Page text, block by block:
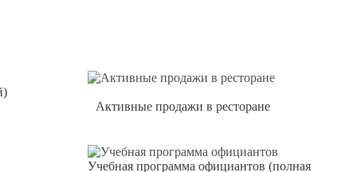
Активные продажи в ресторане
Учебная программа официантов (полная